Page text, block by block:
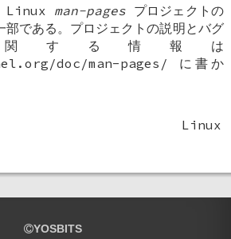
Linux man-pages プロジェクトの
である。プロジェクトの説明とバグ
する情報は
doc/man-pages/ に書か
Linux
YOSBITS